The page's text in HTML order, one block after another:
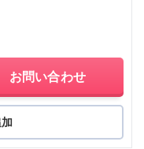
お問い合わせ